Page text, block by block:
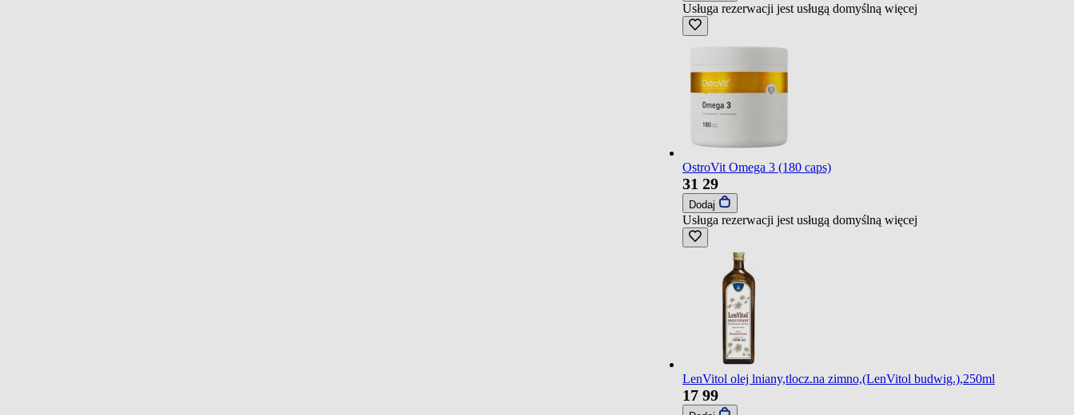
Usługa rezerwacji jest usługą domyślną więcej
OstroVit Omega 3 (180 caps)
31 29
Dodaj
Usługa rezerwacji jest usługą domyślną więcej
LenVitol olej lniany,tlocz.na zimno,(LenVitol budwig.),250ml
17 99